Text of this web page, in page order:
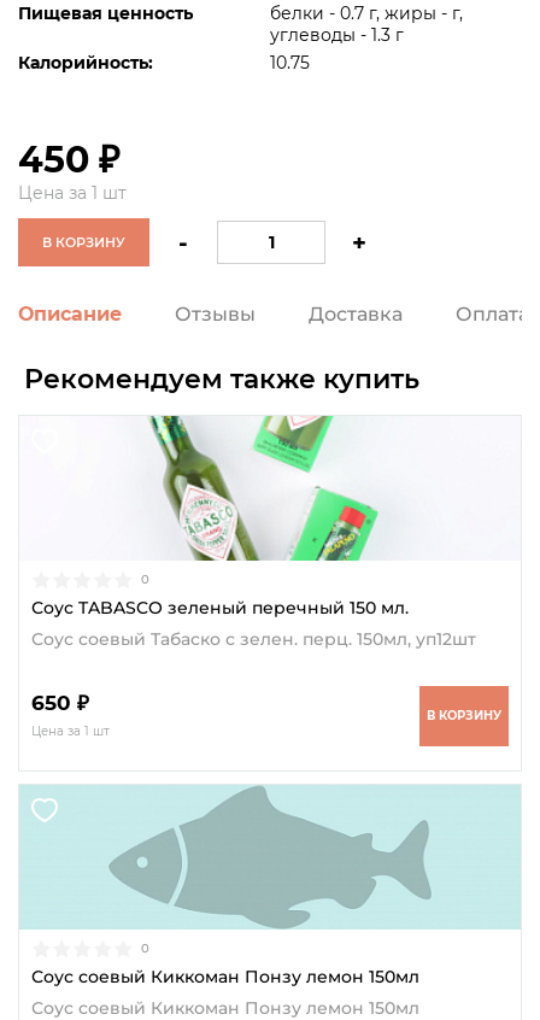
Пищевая ценность
белки - 0.7 г, жиры - г,
углеводы - 1.3 г
Калорийность:
10.75
450 ₽
Цена за 1 шт
В КОРЗИНУ - +
Описание Отзывы Доставка Оплата
Рекомендуем также купить
0
Соус TABASCO зеленый перечный 150 мл.
Соус соевый Табаско с зелен. перц. 150мл, уп12шт
650 ₽
Цена за 1 шт
В КОРЗИНУ
0
Соус соевый Киккоман Понзу лемон 150мл
Соус соевый Киккоман Понзу лемон 150мл